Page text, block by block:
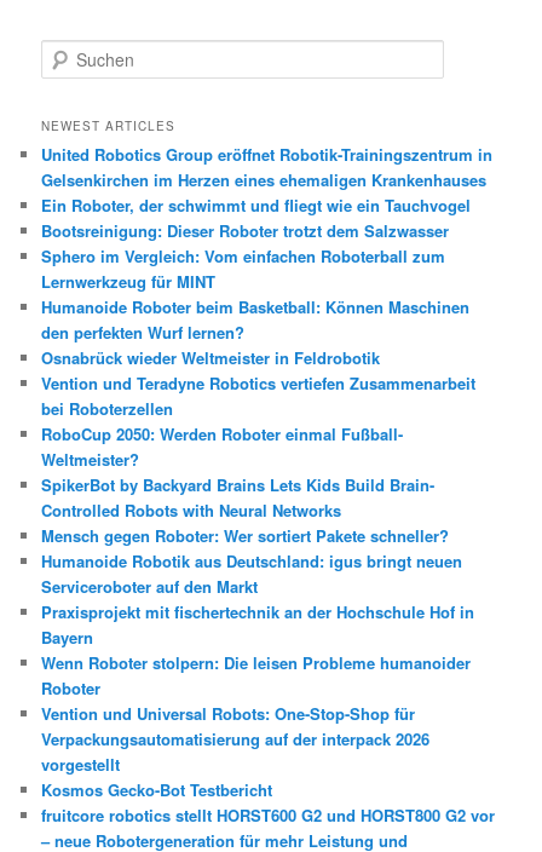
u
h
n
NEWEST ARTICLES
United Robotics Group eröffnet Robotik-Trainingszentrum in
Gelsenkirchen im Herzen eines ehemaligen Krankenhauses
Ein Roboter, der schwimmt und fliegt wie ein Tauchvogel
Bootsreinigung: Dieser Roboter trotzt dem Salzwasser
Sphero im Vergleich: Vom einfachen Roboterball zum
Lernwerkzeug für MINT
Humanoide Roboter beim Basketball: Können Maschinen
den perfekten Wurf lernen?
Osnabrück wieder Weltmeister in Feldrobotik
Vention und Teradyne Robotics vertiefen Zusammenarbeit
bei Roboterzellen
RoboCup 2050: Werden Roboter einmal Fußball-
Weltmeister?
SpikerBot by Backyard Brains Lets Kids Build Brain-
Controlled Robots with Neural Networks
Mensch gegen Roboter: Wer sortiert Pakete schneller?
Humanoide Robotik aus Deutschland: igus bringt neuen
Serviceroboter auf den Markt
Praxisprojekt mit fischertechnik an der Hochschule Hof in
Bayern
Wenn Roboter stolpern: Die leisen Probleme humanoider
Roboter
Vention und Universal Robots: One-Stop-Shop für
Verpackungsautomatisierung auf der interpack 2026
vorgestellt
Kosmos Gecko-Bot Testbericht
fruitcore robotics stellt HORST600 G2 und HORST800 G2 vor
– neue Robotergeneration für mehr Leistung und